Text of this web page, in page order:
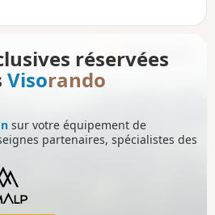
de
paysages et
réservées
Visorando
sur votre équipement de
partenaires, spécialistes des